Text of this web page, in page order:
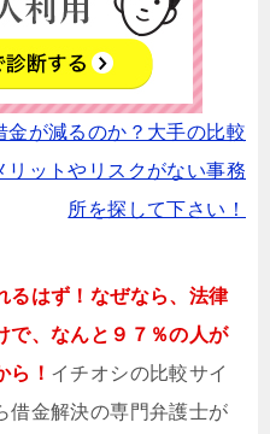
が減るのか？大手の比較
ットやリスクがない事務
所を探して下さい！
るはず！なぜなら、法律
で、なんと９７％の人が
ら！ イチオシの比較サイ
借金解決の専門弁護士が